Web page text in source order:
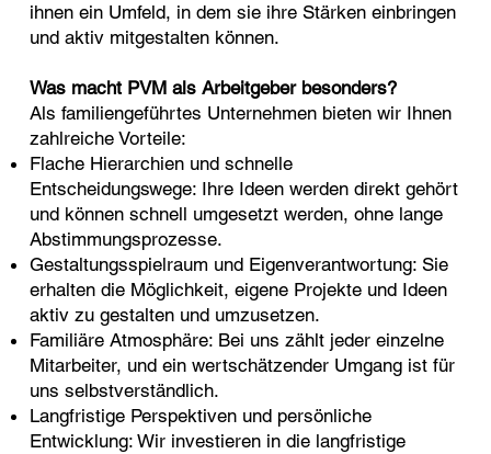
ihnen ein Umfeld, in dem sie ihre Stärken einbringen
und aktiv mitgestalten können.
Was macht PVM als Arbeitgeber besonders?
Als familiengeführtes Unternehmen bieten wir Ihnen
zahlreiche Vorteile:
Flache Hierarchien und schnelle
Entscheidungswege: Ihre Ideen werden direkt gehört
und können schnell umgesetzt werden, ohne lange
Abstimmungsprozesse.
Gestaltungsspielraum und Eigenverantwortung: Sie
erhalten die Möglichkeit, eigene Projekte und Ideen
aktiv zu gestalten und umzusetzen.
Familiäre Atmosphäre: Bei uns zählt jeder einzelne
Mitarbeiter, und ein wertschätzender Umgang ist für
uns selbstverständlich.
Langfristige Perspektiven und persönliche
Entwicklung: Wir investieren in die langfristige